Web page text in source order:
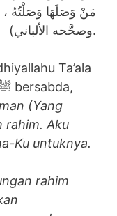
مَنْ وَصَلَهَا وَصَلْتُهُ ،
وصحَّحه الألباني).
Ta’ala
(Yang
rahim. Aku
Ku untuknya.
rahim